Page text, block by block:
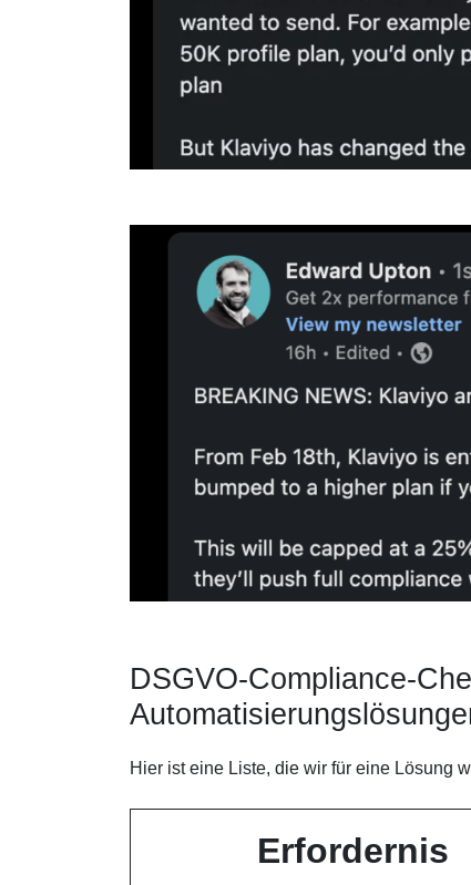
DSGVO-Compliance-
Hier ist eine Liste, die wir für eine Lösung
Erfordernis